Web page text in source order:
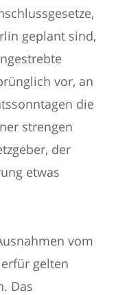
geplant sind,
vor, an
die
strengen
der
etwas
vom
gelten
Das